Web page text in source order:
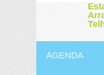
AGENDA